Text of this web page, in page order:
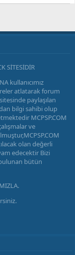
SİTESİDİR
kullanıcımız
atlatarak forum
paylaşılan
bilgi sahibi olup
MCPSP.COM
ve
olan değerli
edecektir Bizi
bütün